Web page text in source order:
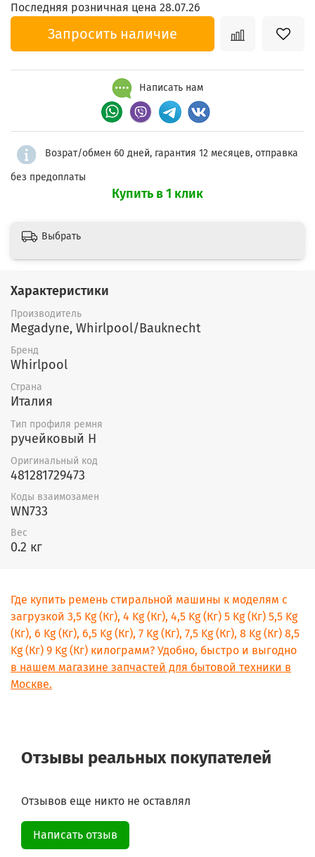
Последняя розничная цена 28.07.26
Запросить наличие
Написать нам
Возрат/обмен 60 дней, гарантия 12 месяцев, отправка
без предоплаты
Купить в 1 клик
Выбрать
Характеристики
Производитель
Megadyne, Whirlpool/Bauknecht
Бренд
Whirlpool
Страна
Италия
Тип профиля ремня
ручейковый H
Оригинальный код
481281729473
Коды взаимозамен
WN733
Вес
0.2 кг
Где купить ремень стиральной машины к моделям с
загрузкой 3,5 Kg (Кг), 4 Kg (Кг), 4,5 Kg (Кг) 5 Kg (Кг) 5,5 Kg
(Кг), 6 Kg (Кг), 6,5 Kg (Кг), 7 Kg (Кг), 7,5 Kg (Кг), 8 Kg (Кг) 8,5
Kg (Кг) 9 Kg (Кг) килограмм? Удобно, быстро и выгодно
в нашем магазине запчастей для бытовой техники в
Москве.
Отзывы реальных покупателей
Отзывов еще никто не оставлял
Написать отзыв